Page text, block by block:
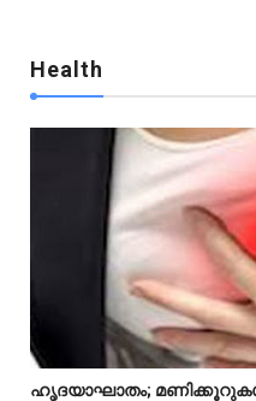
Health
  
ഹൃദയാഘാതം;